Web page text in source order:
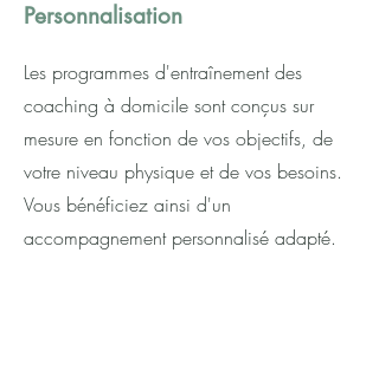
Personnalisation
Les programmes d'entraînement des
coaching à domicile sont conçus sur
mesure en fonction de vos objectifs, de
votre niveau physique et de vos besoins.
Vous bénéficiez ainsi d'un
accompagnement personnalisé adapté.